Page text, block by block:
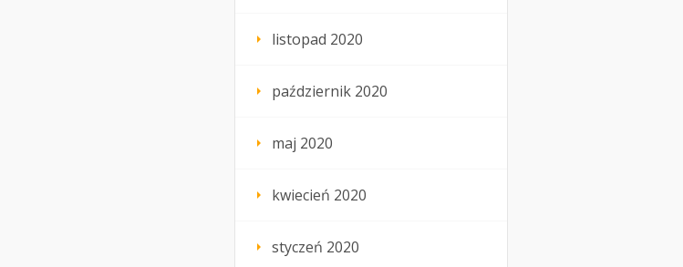
listopad 2020
październik 2020
maj 2020
kwiecień 2020
styczeń 2020